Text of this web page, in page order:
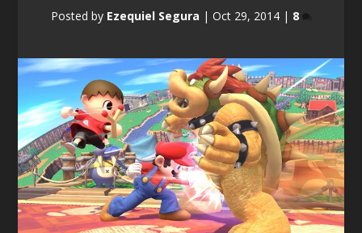
Posted by Ezequiel Segura | Oct 29, 2014| 8